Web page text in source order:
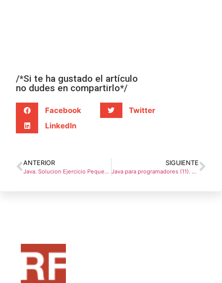
/*Si te ha gustado el artículo
no dudes en compartirlo*/
Facebook
Twitter
LinkedIn
ANTERIOR
Java. Solucion Ejercicio Pequeño chat
SIGUIENTE
Java para programadores (11). Comunicaciones